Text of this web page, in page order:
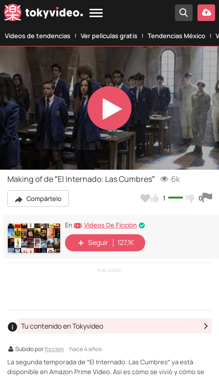
Vídeos de tendencias Ver películas gratis Tendencias México
Play
Video
Making of de “El Internado: Las Cumbres” 6k
Compártelo 1 0
En Vídeos De Ficción
Seguir 127,1K
PUBLICIDAD
Subido porficcion · hace 4 años ·
Tu contenido en Tokyvideo
La segunda temporada de “El Internado: Las Cumbres” ya está
disponible en Amazon Prime Video. Así es cómo se vivió y cómo se